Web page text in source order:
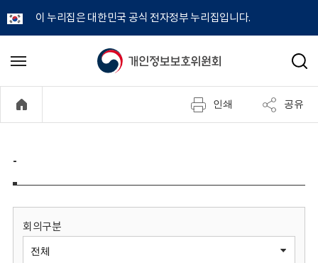
이 누리집은 대한민국 공식 전자정부 누리집입니다.
개
정
보
메
기
검
인쇄 공유
-
회의구분